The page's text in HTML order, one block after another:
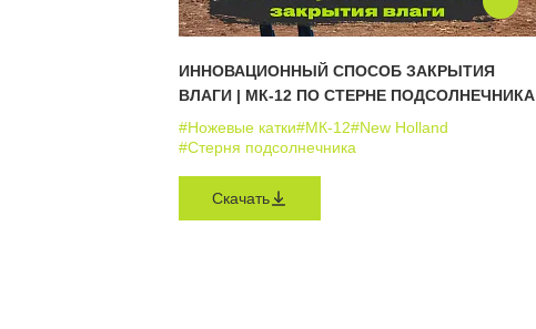
ИННОВАЦИОННЫЙ СПОСОБ ЗАКРЫТИЯ
ВЛАГИ | МК-12 ПО СТЕРНЕ ПОДСОЛНЕЧНИКА
#Ножевые катки#МК-12#New Holland
#Стерня подсолнечника
Скачать